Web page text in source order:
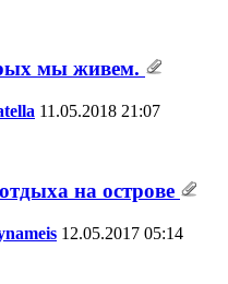
мы живем.
11.05.2018 21:07
на острове
12.05.2017 05:14